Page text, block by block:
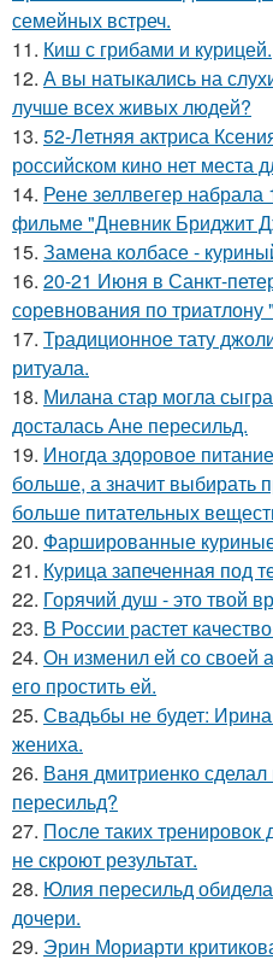
семейных встреч.
11. Киш с грибами и курицей.
12. А вы натыкались на
лучше всех живых людей?
13. 52-Летняя актриса
российском кино нет места
14. Рене зеллвегер
фильме "Дневник Бриджит
15. Замена колбасе -
16. 20-21 Июня в Санкт-
соревнования по
17. Традиционное тату
ритуала.
18. Милана стар могла
досталась Ане пересильд.
19. Иногда здоровое
больше, а значит выбирать
больше питательных
20. Фаршированные
21. Курица запеченная под
22. Горячий душ - это твой
23. В России растет
24. Он изменил ей со своей
его простить ей.
25. Свадьбы не будет:
жениха.
26. Ваня дмитриенко
пересильд?
27. После таких
не скроют результат.
28. Юлия пересильд
дочери.
29. Эрин Мориарти